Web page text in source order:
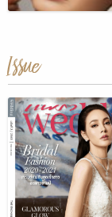
Issue